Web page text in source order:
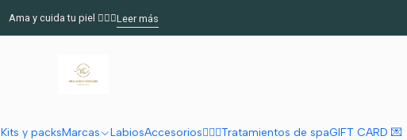
Kits y packsMarcas LabiosAccesorios🧖🏽‍♀️Tratamientos de spaGIFT CARD 💌
Ama y cuida tu piel 🧖🏻‍♀️Leer más
OLAPLEX N°5 BOND MAINTENANCE ACONDICIONADOR 250ML
|
OLAPLEX N°5 BOND